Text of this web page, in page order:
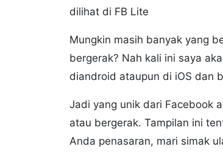
dilihat di FB Lite
Mungkin masih banyak yang
bergerak? Nah kali ini saya
diandroid ataupun di iOS dan
Jadi yang unik dari Facebook
atau bergerak. Tampilan ini
Anda penasaran, mari simak